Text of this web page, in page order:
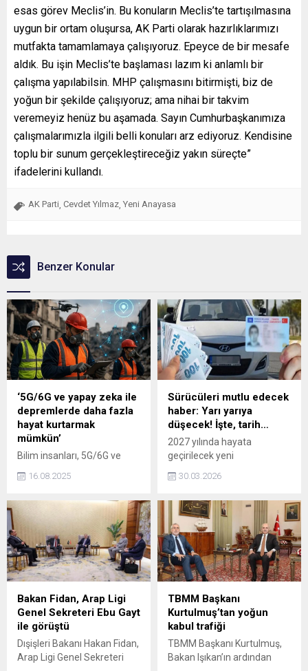
esas görev Meclis’in. Bu konuların Meclis’te tartışılmasına
uygun bir ortam oluşursa, AK Parti olarak hazırlıklarımızı
mutfakta tamamlamaya çalışıyoruz. Epeyce de bir mesafe
aldık. Bu işin Meclis’te başlaması lazım ki anlamlı bir
çalışma yapılabilsin. MHP çalışmasını bitirmişti, biz de
yoğun bir şekilde çalışıyoruz; ama nihai bir takvim
veremeyiz henüz bu aşamada. Sayın Cumhurbaşkanımıza
çalışmalarımızla ilgili belli konuları arz ediyoruz. Kendisine
toplu bir sunum gerçekleştireceğiz yakın süreçte”
ifadelerini kullandı.
AK Parti Cevdet Yılmaz Yeni Anayasa
Benzer Konular
‘5G/6G ve yapay zeka ile
depremlerde daha fazla
hayat kurtarmak
mümkün’
Bilim insanları, 5G/6G ve
afet anlarında hayat
dikkat çekiyor. Türkiye,
depremlerin sık yaşandığı bir
coğrafyada yer alıyor.
Yeditepe Üniversitesi Rektör
Yardımcısı Prof. Dr. Oğuz
Bayat, özellikle afet sonrası
'altın saatler' olarak bilinen
ilk 72 saatin hayati önem
taşıdığını belirterek, Arama-
kurtarma çalışmalarının hızı
ve etkinliği,...
16.08.2025
Sürücüleri mutlu edecek
haber: Yarı yarıya
düşecek! İşte, tarih…
2027 yılında hayata
geçirilecek yeni
muayenesi için randevu
bekleme kuyruklarının
ortadan kaldırılması
planlanıyor. Yapılacak
düzenlemeyle muayene
sürelerinin yarı yarıya
düşmesi beklenirken, mobil
istasyonlar sayesinde
hizmetin daha geniş bir
alana yayılması
hedefleniyor.
30.03.2026
Bakan Fidan, Arap Ligi
Genel Sekreteri Ebu Gayt
ile görüştü
Dışişleri Bakanı Hakan Fidan,
Arap Ligi Genel Sekreteri
TBMM Başkanı
Kurtulmuş’tan yoğun
kabul trafiği
TBMM Başkanı Kurtulmuş,
Bakan Işıkan’ın ardından